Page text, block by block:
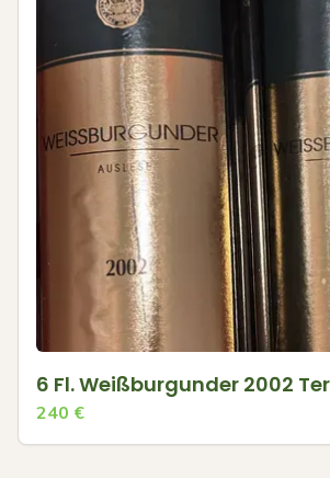
6 Fl. Weißburgunder 2002
240 €